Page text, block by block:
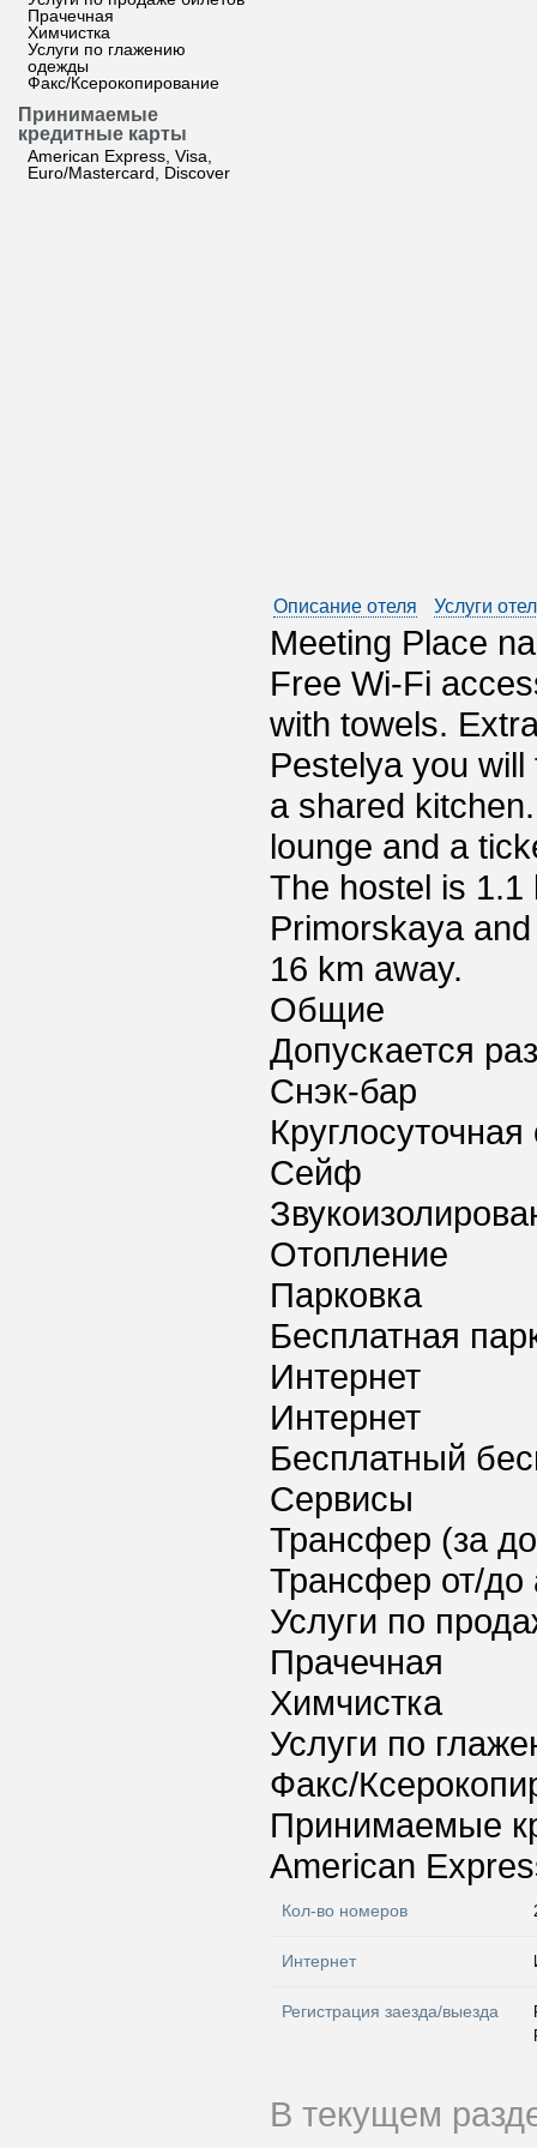
Прачечная
Химчистка
Услуги по глажению
одежды
Факс/Ксерокопирование
Принимаемые
кредитные карты
American Express, Visa,
Euro/Mastercard, Discover
Описание отеля Услуги
Meeting Place
Free Wi-Fi
with towels.
Pestelya you
a shared
lounge and a
The hostel is
Primorskaya
16 km away.
Общие
Допускается
Снэк-бар
Сейф
Отопление
Парковка
Бесплатная
Интернет
Интернет
Бесплатный
Сервисы
Трансфер (за
Трансфер от/до
Услуги по
Прачечная
Химчистка
Услуги по
Факс/
Принимаемые
American
Кол-во номеров
Интернет
Регистрация заезда/выезда
В текущем